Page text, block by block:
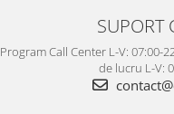
SUPORT
Program Call Center L-V: 07:00-
de lucru L-V: